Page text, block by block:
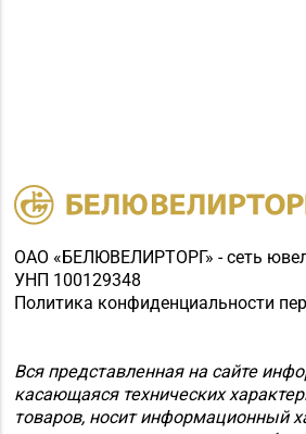
ОАО «БЕЛЮВЕЛИРТОРГ» - сеть
УНП 100129348
Политика конфиденциальности
Вся представленная на сайте
касающаяся технических
товаров, носит информационный